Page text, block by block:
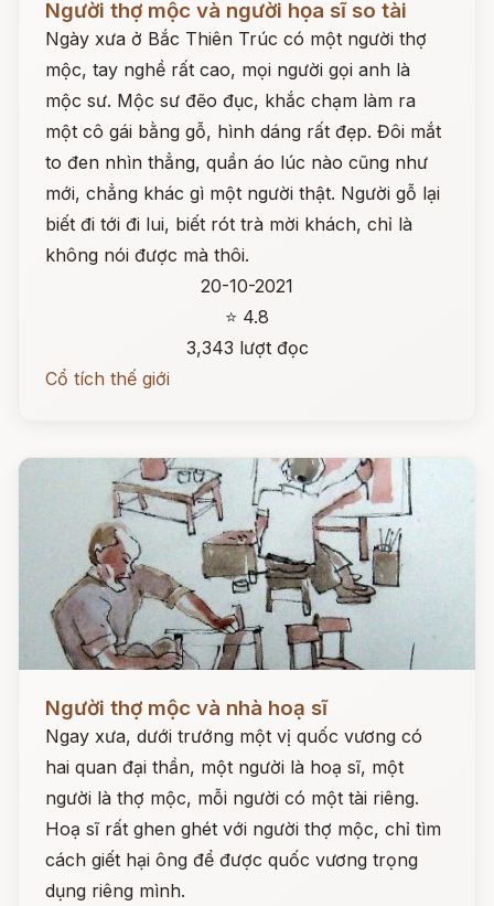
Người thợ mộc và người họa sĩ so tài
Ngày xưa ở Bắc Thiên Trúc có một người thợ
mộc, tay nghề rất cao, mọi người gọi anh là
mộc sư. Mộc sư đẽo đục, khắc chạm làm ra
một cô gái bằng gỗ, hình dáng rất đẹp. Đôi mắt
to đen nhìn thẳng, quần áo lúc nào cũng như
mới, chẳng khác gì một người thật. Người gỗ lại
biết đi tới đi lui, biết rót trà mời khách, chỉ là
không nói được mà thôi.
20-10-2021
⭐ 4.8
3,343 lượt đọc
Cổ tích thế giới
Người thợ mộc và nhà hoạ sĩ
Ngay xưa, dưới trướng một vị quốc vương có
hai quan đại thần, một người là hoạ sĩ, một
người là thợ mộc, mỗi người có một tài riêng.
Hoạ sĩ rất ghen ghét với người thợ mộc, chỉ tìm
cách giết hại ông để được quốc vương trọng
dụng riêng mình.